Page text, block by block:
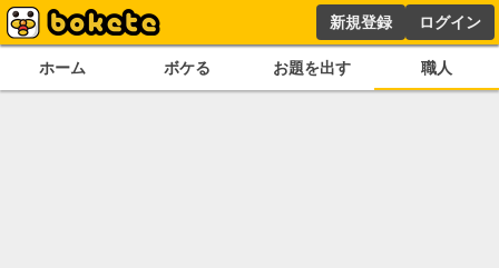
新規登録 ログイン
ホーム ボケる お題を出す 職人